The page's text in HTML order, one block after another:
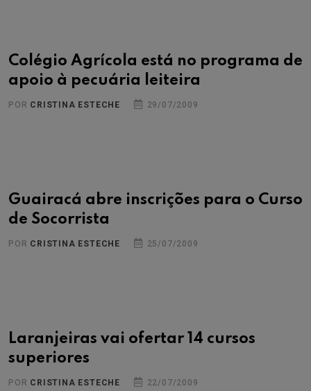
Colégio Agrícola está no programa de
apoio à pecuária leiteira
POR CRISTINA ESTECHE 29/07/2009
Guairacá abre inscrições para o Curso
de Socorrista
POR CRISTINA ESTECHE 25/07/2009
Laranjeiras vai ofertar 14 cursos
superiores
POR CRISTINA ESTECHE 22/07/2009